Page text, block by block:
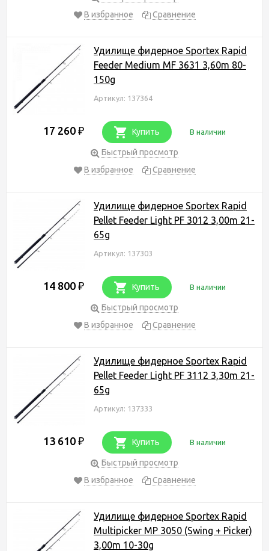
В избранное
Сравнение
Удилище фидерное Sportex Rapid
Feeder Medium MF 3631 3,60m 80-
150g
Артикул: 137364
17 260 ₽ Купить В наличии
Быстрый просмотр
В избранное
Сравнение
Удилище фидерное Sportex Rapid
Pellet Feeder Light PF 3012 3,00m 21-
65g
Артикул: 137303
14 800 ₽ Купить В наличии
Быстрый просмотр
В избранное
Сравнение
Удилище фидерное Sportex Rapid
Pellet Feeder Light PF 3112 3,30m 21-
65g
Артикул: 137333
13 610 ₽ Купить В наличии
Быстрый просмотр
В избранное
Сравнение
Удилище фидерное Sportex Rapid
Multipicker MP 3050 (Swing + Picker)
3,00m 10-30g